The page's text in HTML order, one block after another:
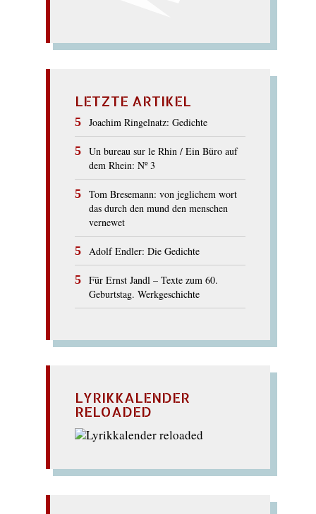
LETZTE ARTIKEL
Joachim Ringelnatz: Gedichte
Un bureau sur le Rhin / Ein Büro auf
dem Rhein: Nº 3
Tom Bresemann: von jeglichem wort
das durch den mund den menschen
vernewet
Adolf Endler: Die Gedichte
Für Ernst Jandl – Texte zum 60.
Geburtstag. Werkgeschichte
LYRIKKALENDER
RELOADED